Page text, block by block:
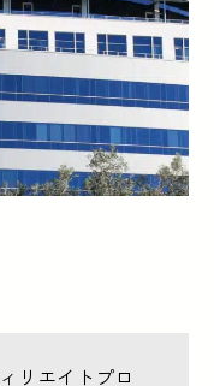
リエイトプロ